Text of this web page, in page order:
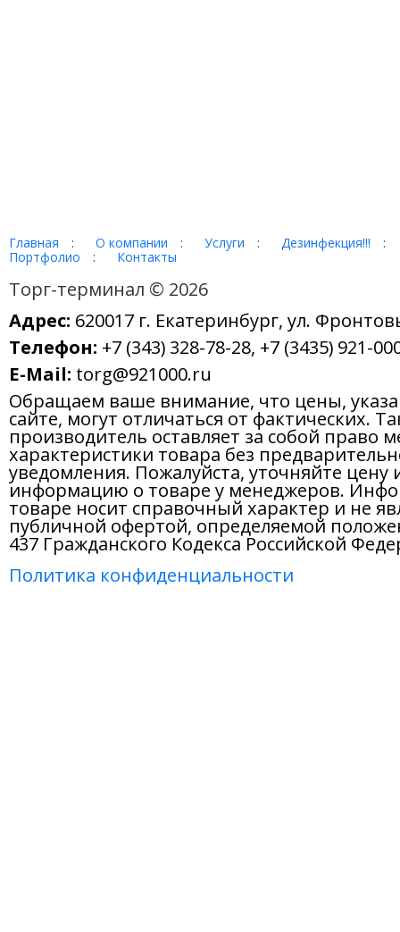
Главная : О компании : Услуги : Дезинфекция!!!
:
Портфолио
: Контакты
Торг-терминал © 2026
Адрес: 620017 г. Екатеринбург, ул.
Телефон: +7 (343) 328-78-28, +7 (3435) 921-
E-Mail: torg@921000.ru
Обращаем ваше внимание, что цены,
сайте, могут отличаться от фактических.
производитель оставляет за собой право
характеристики товара без
уведомления. Пожалуйста, уточняйте цену
информацию о товаре у менеджеров.
товаре носит справочный характер и не
публичной офертой, определяемой
437 Гражданского Кодекса Российской
Политика конфиденциальности